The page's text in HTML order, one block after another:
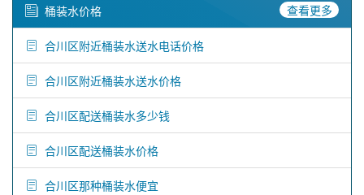
桶装水价格 查看更多
合川区附近桶装水送水电话价格
合川区附近桶装水送水价格
合川区配送桶装水多少钱
合川区配送桶装水价格
合川区那种桶装水便宜